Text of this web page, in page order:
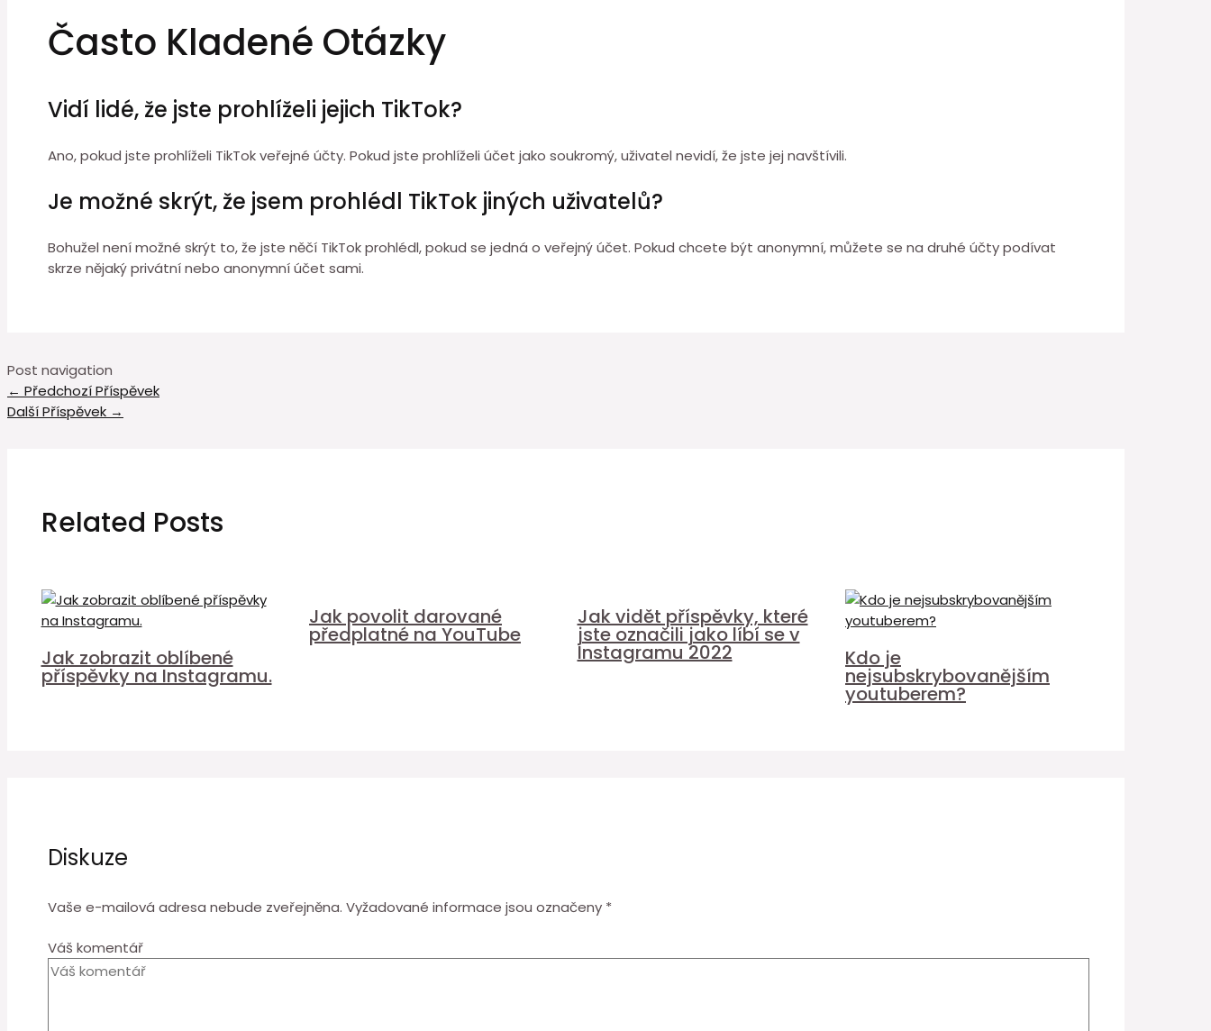
Často Kladené Otázky
Vidí lidé, že jste prohlíželi jejich TikTok?
Ano, pokud jste prohlíželi TikTok veřejné účty. Pokud jste prohlíželi účet jako soukromý, uživatel nevidí, že jste jej navštívili.
Je možné skrýt, že jsem prohlédl TikTok jiných uživatelů?
Bohužel není možné skrýt to, že jste něčí TikTok prohlédl, pokud se jedná o veřejný účet. Pokud chcete být anonymní, můžete se na druhé účty podívat
skrze nějaký privátní nebo anonymní účet sami.
Post navigation
← Předchozí Příspěvek
Další Příspěvek →
Related Posts
Jak zobrazit oblíbené
příspěvky na Instagramu.
Jak povolit darované
předplatné na YouTube
Jak vidět příspěvky, které
jste označili jako líbí se v
Instagramu 2022 Kdo je
nejsubskrybovanějším
youtuberem?
Diskuze
Vaše e-mailová adresa nebude zveřejněna. Vyžadované informace jsou označeny *
Váš komentář